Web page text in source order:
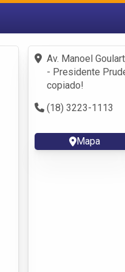
Fazer login
Criar conta
Av. Manoel
- Presidente
copiado!
(18) 3223-1113
Mapa